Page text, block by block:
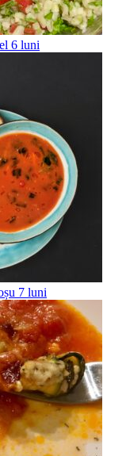
6 luni
7 luni